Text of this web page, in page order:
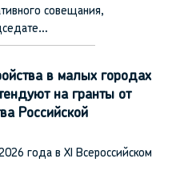
совещания,
в малых городах
на гранты от
Российской
года в XI Всероссийском